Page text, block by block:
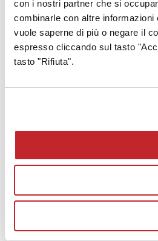
con i nostri partner che si
combinarle con altre
vuole saperne di più o negare il
espresso cliccando sul tasto
tasto "Rifiuta".
Gennaio 2019
aziende
Chi siamo